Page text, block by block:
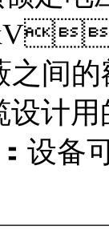
间的额
用的
设备